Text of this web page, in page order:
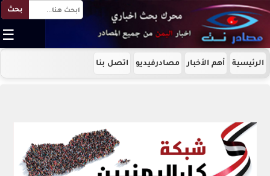
بحث
☰
الرئيسية أهم الأخبار مصادرفيديو اتصل بنا